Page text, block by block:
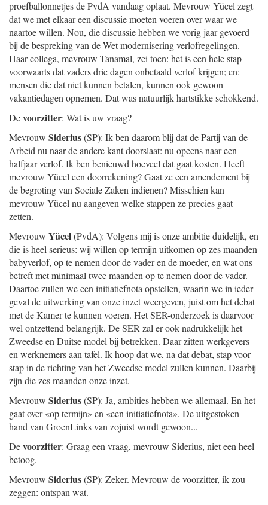
proefballonnetjes de PvdA vandaag oplaat. Mevrouw Yücel zegt
dat we met elkaar een discussie moeten voeren over waar we
naartoe willen. Nou, die discussie hebben we vorig jaar gevoerd
bij de bespreking van de Wet modernisering verlofregelingen.
Haar collega, mevrouw Tanamal, zei toen: het is een hele stap
voorwaarts dat vaders drie dagen onbetaald verlof krijgen; en:
mensen die dat niet kunnen betalen, kunnen ook gewoon
vakantiedagen opnemen. Dat was natuurlijk hartstikke schokkend.
Devoorzitter: Wat is uw vraag?
Mevrouw Siderius(SP): Ik ben daarom blij dat de Partij van de
Arbeid nu naar de andere kant doorslaat: nu opeens naar een
halfjaar verlof. Ik ben benieuwd hoeveel dat gaat kosten. Heeft
mevrouw Yücel een doorrekening? Gaat ze een amendement bij
de begroting van Sociale Zaken indienen? Misschien kan
mevrouw Yücel nu aangeven welke stappen ze precies gaat
zetten.
Mevrouw Yücel(PvdA): Volgens mij is onze ambitie duidelijk, en
die is heel serieus: wij willen op termijn uitkomen op zes maanden
babyverlof, op te nemen door de vader en de moeder, en wat ons
betreft met minimaal twee maanden op te nemen door de vader.
Daartoe zullen we een initiatiefnota opstellen, waarin we in ieder
geval de uitwerking van onze inzet weergeven, juist om het debat
met de Kamer te kunnen voeren. Het SER-onderzoek is daarvoor
wel ontzettend belangrijk. De SER zal er ook nadrukkelijk het
Zweedse en Duitse model bij betrekken. Daar zitten werkgevers
en werknemers aan tafel. Ik hoop dat we, na dat debat, stap voor
stap in de richting van het Zweedse model zullen kunnen. Daarbij
zijn die zes maanden onze inzet.
Mevrouw Siderius(SP): Ja, ambities hebben we allemaal. En het
gaat over «op termijn» en «een initiatiefnota». De uitgestoken
hand van GroenLinks van zojuist wordt gewoon...
Devoorzitter: Graag een vraag, mevrouw Siderius, niet een heel
betoog.
Mevrouw Siderius(SP): Zeker. Mevrouw de voorzitter, ik zou
zeggen: ontspan wat.